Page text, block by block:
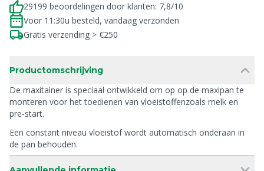
29199 beoordelingen door klanten: 7,8/10
Voor 11:30u besteld, vandaag verzonden
Gratis verzending > €250
Productomschrijving
De maxitainer is speciaal ontwikkeld om op op de maxipan te
monteren voor het toedienen van vloeistoffenzoals melk en
pre-start.
Een constant niveau vloeistof wordt automatisch onderaan in
de pan behouden.